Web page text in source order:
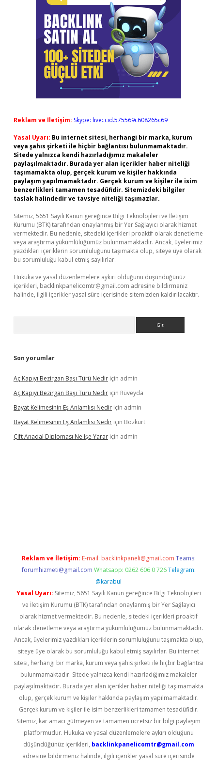
Reklam ve İletişim: Skype: live:.cid.575569c608265c69
Yasal Uyarı: Bu internet sitesi, herhangi bir marka, kurum
veya şahıs şirketi ile hiçbir bağlantısı bulunmamaktadır.
Sitede yalnızca kendi hazırladığımız makaleler
paylaşılmaktadır. Burada yer alan içerikler haber niteliği
taşımamakta olup, gerçek kurum ve kişiler hakkında
paylaşım yapılmamaktadır. Gerçek kurum ve kişiler ile isim
benzerlikleri tamamen tesadüfidir. Sitemizdeki bilgiler
taslak halindedir ve tavsiye niteliği taşımazlar.
Sitemiz, 5651 Sayılı Kanun gereğince Bilgi Teknolojileri ve İletişim
Kurumu (BTK) tarafından onaylanmış bir Yer Sağlayıcı olarak hizmet
vermektedir. Bu nedenle, sitedeki içerikleri proaktif olarak denetleme
veya araştırma yükümlülüğümüz bulunmamaktadır. Ancak, üyelerimiz
yazdıkları içeriklerin sorumluluğunu taşımakta olup, siteye üye olarak
bu sorumluluğu kabul etmiş sayılırlar.
Hukuka ve yasal düzenlemelere aykırı olduğunu düşündüğünüz
içerikleri, backlinkpanelicomtr@gmail.com adresine bildirmeniz
halinde, ilgili içerikler yasal süre içerisinde sitemizden kaldırılacaktır.
Son yorumlar
Aç Kapıyı Bezirgan Başı Türü Nedir için admin
Aç Kapıyı Bezirgan Başı Türü Nedir için Rüveyda
Bayat Kelimesinin Eş Anlamlısı Nedir için admin
Bayat Kelimesinin Eş Anlamlısı Nedir için Bozkurt
Çift Anadal Diploması Ne Işe Yarar için admin
Reklam ve İletişim: E-mail: backlinkpaneli@gmail.com Teams:
forumhizmeti@gmail.com Whatsapp: 0262 606 0 726 Telegram:
@karabul
Yasal Uyarı: Sitemiz, 5651 Sayılı Kanun gereğince Bilgi Teknolojileri
ve İletişim Kurumu (BTK) tarafından onaylanmış bir Yer Sağlayıcı
olarak hizmet vermektedir. Bu nedenle, sitedeki içerikleri proaktif
olarak denetleme veya araştırma yükümlülüğümüz bulunmamaktadır.
Ancak, üyelerimiz yazdıkları içeriklerin sorumluluğunu taşımakta olup,
siteye üye olarak bu sorumluluğu kabul etmiş sayılırlar. Bu internet
sitesi, herhangi bir marka, kurum veya şahıs şirketi ile hiçbir bağlantısı
bulunmamaktadır. Sitede yalnızca kendi hazırladığımız makaleler
paylaşılmaktadır. Burada yer alan içerikler haber niteliği taşımamakta
olup, gerçek kurum ve kişiler hakkında paylaşım yapılmamaktadır.
Gerçek kurum ve kişiler ile isim benzerlikleri tamamen tesadüfidir.
Sitemiz, kar amacı gütmeyen ve tamamen ücretsiz bir bilgi paylaşım
platformudur. Hukuka ve yasal düzenlemelere aykırı olduğunu
düşündüğünüz içerikleri, backlinkpanelicomtr@gmail.com
adresine bildirmeniz halinde, ilgili içerikler yasal süre içerisinde